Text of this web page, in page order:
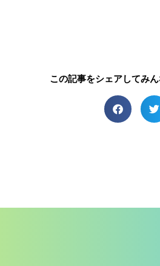
この記事をシェアしてみん